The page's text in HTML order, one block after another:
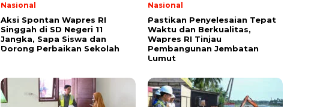
Nasional
Aksi Spontan Wapres RI
Singgah di SD Negeri 11
Jangka, Sapa Siswa dan
Dorong Perbaikan Sekolah
Nasional
Pastikan Penyelesaian Tepat
Waktu dan Berkualitas,
Wapres RI Tinjau
Pembangunan Jembatan
Lumut